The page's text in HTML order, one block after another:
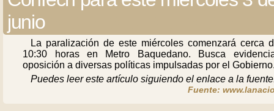
junio
La paralización de este miércoles comenzará cerca
10:30 horas en Metro Baquedano. Busca
oposición a diversas políticas impulsadas por el
Puedes leer este artículo siguiendo el enlace a la
Fuente: